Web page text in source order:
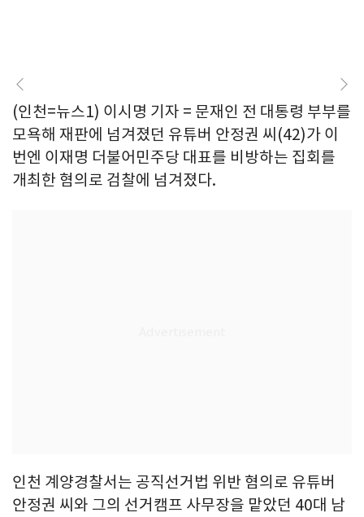
(인천=뉴스1) 이시명 기자 = 문재인 전 대통령 부부를
모욕해 재판에 넘겨졌던 유튜버 안정권 씨(42)가 이
번엔 이재명 더불어민주당 대표를 비방하는 집회를
개최한 혐의로 검찰에 넘겨졌다.
인천 계양경찰서는 공직선거법 위반 혐의로 유튜버
안정권 씨와 그의 선거캠프 사무장을 맡았던 40대 남